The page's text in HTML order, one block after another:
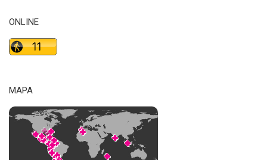
ONLINE
MAPA